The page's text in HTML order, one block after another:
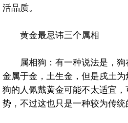
活品质。
黄金最忌讳三个属相
属相狗：有一种说法是，狗
金属于金，土生金，但是戌土
狗的人佩戴黄金可能不太适宜
势，不过这也只是一种较为传统